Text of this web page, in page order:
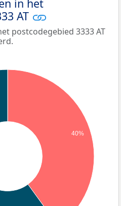
in het
AT
postcodegebied 3333 AT
40%